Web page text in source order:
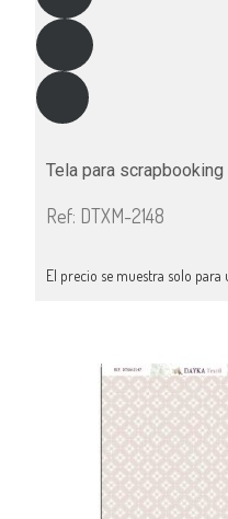
Tela para
Ref: DTXM-2148
El precio se muestra solo para